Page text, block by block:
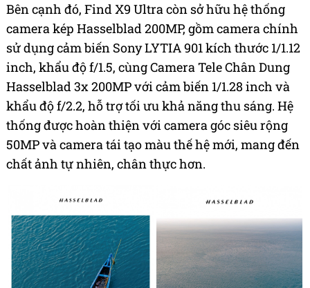
Bên cạnh đó, Find X9 Ultra còn sở hữu hệ thống
camera kép Hasselblad 200MP, gồm camera chính
sử dụng cảm biến Sony LYTIA 901 kích thước 1/1.12
inch, khẩu độ f/1.5, cùng Camera Tele Chân Dung
Hasselblad 3x 200MP với cảm biến 1/1.28 inch và
khẩu độ f/2.2, hỗ trợ tối ưu khả năng thu sáng. Hệ
thống được hoàn thiện với camera góc siêu rộng
50MP và camera tái tạo màu thế hệ mới, mang đến
chất ảnh tự nhiên, chân thực hơn.